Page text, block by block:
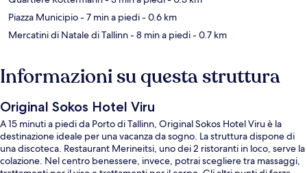
Piazza Municipio- 7 min a piedi- 0.6 km
Mercatini di Natale di Tallinn- 8 min a piedi- 0.7 km
Informazioni su questa struttura
Original Sokos Hotel Viru
A 15 minuti a piedi da Porto di Tallinn, Original Sokos Hotel Viru è la
destinazione ideale per una vacanza da sogno. La struttura dispone di
una discoteca. Restaurant Merineitsi, uno dei 2 ristoranti in loco, serve la
colazione. Nel centro benessere, invece, potrai scegliere tra massaggi,